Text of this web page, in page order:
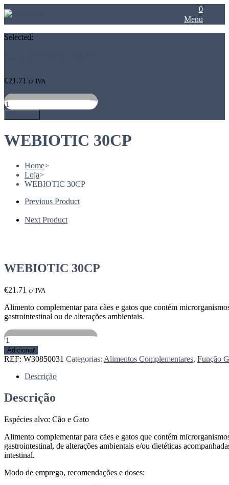
0
Menu
Selected:
€21.71 c/ IVA
Quantidade
de
WEBIOTIC 30CP
Home>
Loja>
WEBIOTIC 30CP
Previous Product
Next Product
WEBIOTIC 30CP
€21.71 c/ IVA
Alimento complementar para cães e gatos que contém
gastrointestinal ou de alterações ambientais.
Quantidade
de
WEBIOTIC
30CP
Adicionar
REF: W30850031 Categorias: Alimentos Complementares, Função
Descrição
Descrição
Espécies alvo: Cão e Gato
Alimento complementar para cães e gatos que contém
gastrointestinal, de alterações ambientais e/ou dietéticas
intestinal.
Modo de emprego, recomendações e doses: